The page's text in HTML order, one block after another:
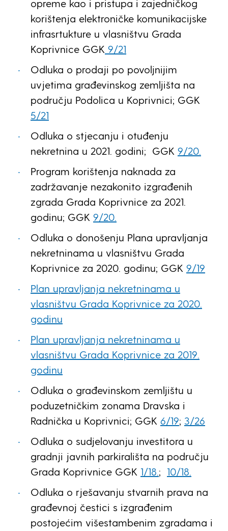
opreme kao i pristupa i zajedničkog
korištenja elektroničke komunikacijske
infrasrtukture u vlasništvu Grada
Koprivnice GGK 9/21
Odluka o prodaji po povoljnijim
uvjetima građevinskog zemljišta na
području Podolica u Koprivnici; GGK
5/21
Odluka o stjecanju i otuđenju
nekretnina u 2021. godini; GGK 9/20.
Program korištenja naknada za
zadržavanje nezakonito izgrađenih
zgrada Grada Koprivnice za 2021.
godinu; GGK 9/20.
Odluka o donošenju Plana upravljanja
nekretninama u vlasništvu Grada
Koprivnice za 2020. godinu; GGK 9/19
Plan upravljanja nekretninama u
vlasništvu Grada Koprivnice za 2020.
godinu
Plan upravljanja nekretninama u
vlasništvu Grada Koprivnice za 2019.
godinu
Odluka o građevinskom zemljištu u
poduzetničkim zonama Dravska i
Radnička u Koprivnici; GGK 6/19; 3/26
Odluka o sudjelovanju investitora u
gradnji javnih parkirališta na području
Grada Koprivnice GGK 1/18.; 10/18.
Odluka o rješavanju stvarnih prava na
građevnoj čestici s izgrađenim
postojećim višestambenim zgradama i